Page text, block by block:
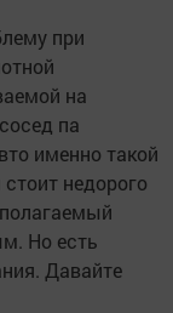
при
на
па
именно такой
недорого
Но есть
Давайте